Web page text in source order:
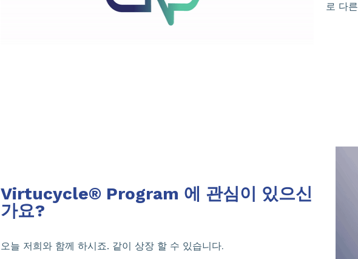
로 다
Virtucycle® Program 에 관심이 있으신
가요?
오늘 저희와 함께 하시죠. 같이 상장 할 수 있습니다.